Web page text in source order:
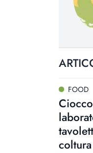
FOOD